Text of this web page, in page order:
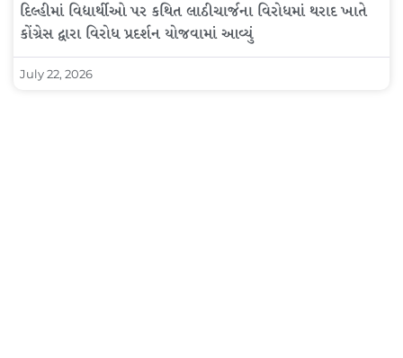
દિલ્હીમાં વિદ્યાર્થીઓ પર કથિત લાઠીચાર્જના વિરોધમાં થરાદ ખાતે
કોંગ્રેસ દ્વારા વિરોધ પ્રદર્શન યોજવામાં આવ્યું
July 22, 2026